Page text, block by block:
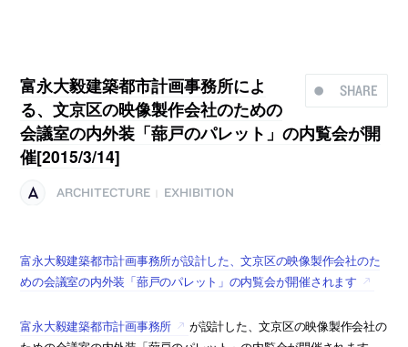
SHARE
富永大毅建築都市計画事務所によ
る、文京区の映像製作会社のための
会議室の内外装「蔀戸のパレット」の内覧会が開
催[2015/3/14]
ARCHITECTURE EXHIBITION
富永大毅建築都市計画事務所が設計した、文京区の映像製作会社のた
めの会議室の内外装「蔀戸のパレット」の内覧会が開催されます
富永大毅建築都市計画事務所
が設計した、文京区の映像製作会社の